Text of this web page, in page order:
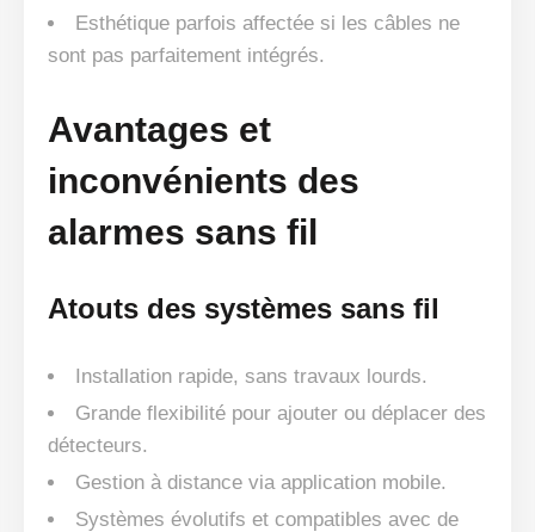
Esthétique parfois affectée si les câbles ne
sont pas parfaitement intégrés.
Avantages et
inconvénients des
alarmes sans fil
Atouts des systèmes sans fil
Installation rapide, sans travaux lourds.
Grande flexibilité pour ajouter ou déplacer des
détecteurs.
Gestion à distance via application mobile.
Systèmes évolutifs et compatibles avec de